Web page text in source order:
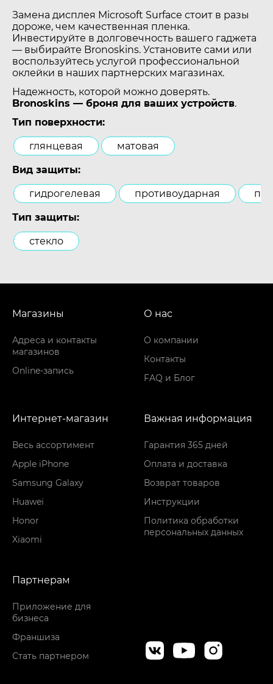
Замена дисплея Microsoft Surface стоит в разы
дороже, чем качественная пленка.
Инвестируйте в долговечность вашего гаджета
— выбирайте Bronoskins. Установите сами или
воспользуйтесь услугой профессиональной
оклейки в наших партнерских магазинах.
Надежность, которой можно доверять.
Bronoskins — броня для ваших устройств.
Тип поверхности:
глянцевая матовая
Вид защиты:
гидрогелевая противоударная
Тип защиты:
стекло
Магазины
Адреса и контакты
магазинов
Online-запись
О нас
О компании
Контакты
FAQ и Блог
Интернет-магазин
Весь ассортимент
Apple iPhone
Samsung Galaxy
Huawei
Honor
Xiaomi
Важная информация
Гарантия 365 дней
Оплата и доставка
Возврат товаров
Инструкции
Политика обработки
персональных данных
Партнерам
Приложение для
бизнеса
Франшиза
Стать партнером